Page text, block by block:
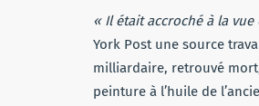
« Il était accroché à la
York Post une source
milliardaire, retrouvé
peinture à l’huile de